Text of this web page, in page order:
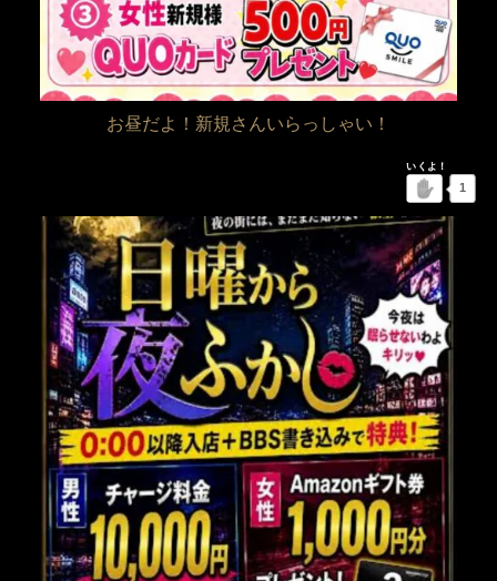
お昼だよ！新規さんいらっしゃい！
1